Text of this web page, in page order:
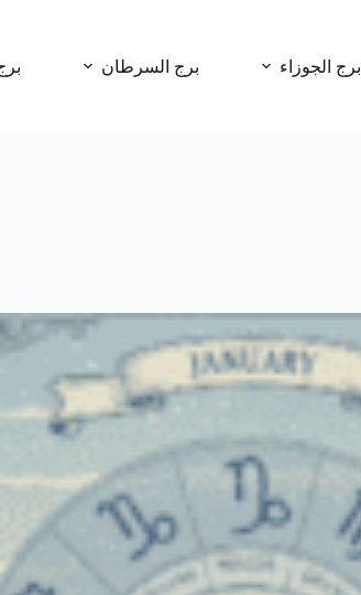
برج الجوزاء برج السرطان